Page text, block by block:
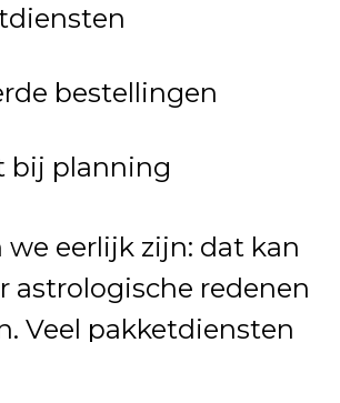
bestellingen
bij planning
we eerlijk zijn: dat kan
astrologische redenen
Veel pakketdiensten